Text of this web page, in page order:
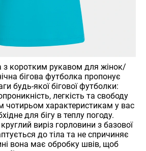
з коротким рукавом для жінок/
бігова футболка пропонує
будь-якої бігової футболки:
легкість та свободу
чотирьом характеристикам у вас
для бігу в теплу погоду.
виріз горловини з базової
до тіла та не спричиняє
вона має обробку швів, щоб